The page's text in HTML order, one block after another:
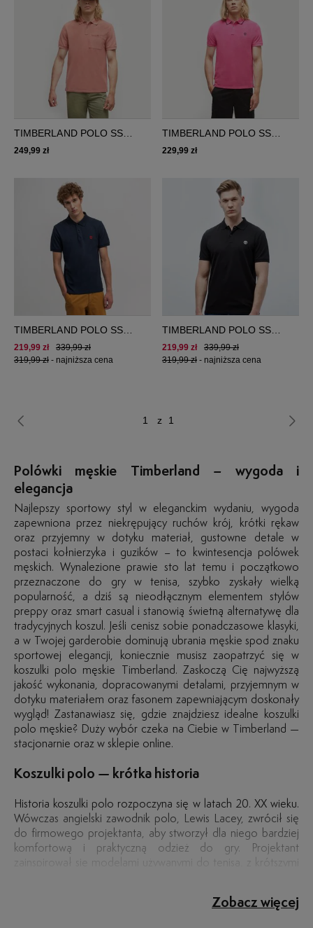
TIMBERLAND POLO SS
MODERN WASH POCKET
249,99 zł
TIMBERLAND POLO SS
MILLERS RIVER COLLAR
229,99 zł
TIMBERLAND POLO SS
MERRYMEETING RIVER
STRETCH
339,99 zł
219,99 zł
319,99 zł - najniższa cena
TIMBERLAND POLO SS
MERRYMEE RIVER
STRETCH POLO SLIM
339,99 zł
219,99 zł
319,99 zł - najniższa cena
z 1
Zobacz więcej
Polówki męskie Timberland – wygoda i
elegancja
Najlepszy sportowy styl w eleganckim wydaniu, wygoda
zapewniona przez niekrępujący ruchów krój, krótki rękaw
oraz przyjemny w dotyku materiał, gustowne detale w
postaci kołnierzyka i guzików – to kwintesencja polówek
męskich. Wynalezione prawie sto lat temu i początkowo
przeznaczone do gry w tenisa, szybko zyskały wielką
popularność, a dziś są nieodłącznym elementem stylów
preppy oraz smart casual i stanowią świetną alternatywę dla
tradycyjnych koszul. Jeśli cenisz sobie ponadczasowe klasyki,
a w Twojej garderobie dominują ubrania męskie spod znaku
sportowej elegancji, koniecznie musisz zaopatrzyć się w
koszulki polo męskie Timberland. Zaskoczą Cię najwyższą
jakość wykonania, dopracowanymi detalami, przyjemnym w
dotyku materiałem oraz fasonem zapewniającym doskonały
wygląd! Zastanawiasz się, gdzie znajdziesz idealne koszulki
polo męskie? Duży wybór czeka na Ciebie w Timberland —
stacjonarnie oraz w sklepie online.
Koszulki polo — krótka historia
Historia koszulki polo rozpoczyna się w latach 20. XX wieku.
Wówczas angielski zawodnik polo, Lewis Lacey, zwrócił się
do firmowego projektanta, aby stworzył dla niego bardziej
komfortową i praktyczną odzież do gry. Projektant
gry w polo, zapewniając jednocześnie wygodę i swobodę
to ponadczasowy wzór, który musi znaleźć się w każdej
męskiej szafie. Bez względu na to, czy preferujesz modele z
garderoby, który można wykorzystać w różnych stylizacjach.
Przede wszystkim doskonale sprawdza się w casualowych,
nic dziwnego – ten popularny typ koszulek stanowi
wyjątkowe połączenie doskonałego stylu oraz wygody.
stylizacji, ale nie zapomnij o innych elementach garderoby,
bez których nie może obejść się elegancki mężczyzna: